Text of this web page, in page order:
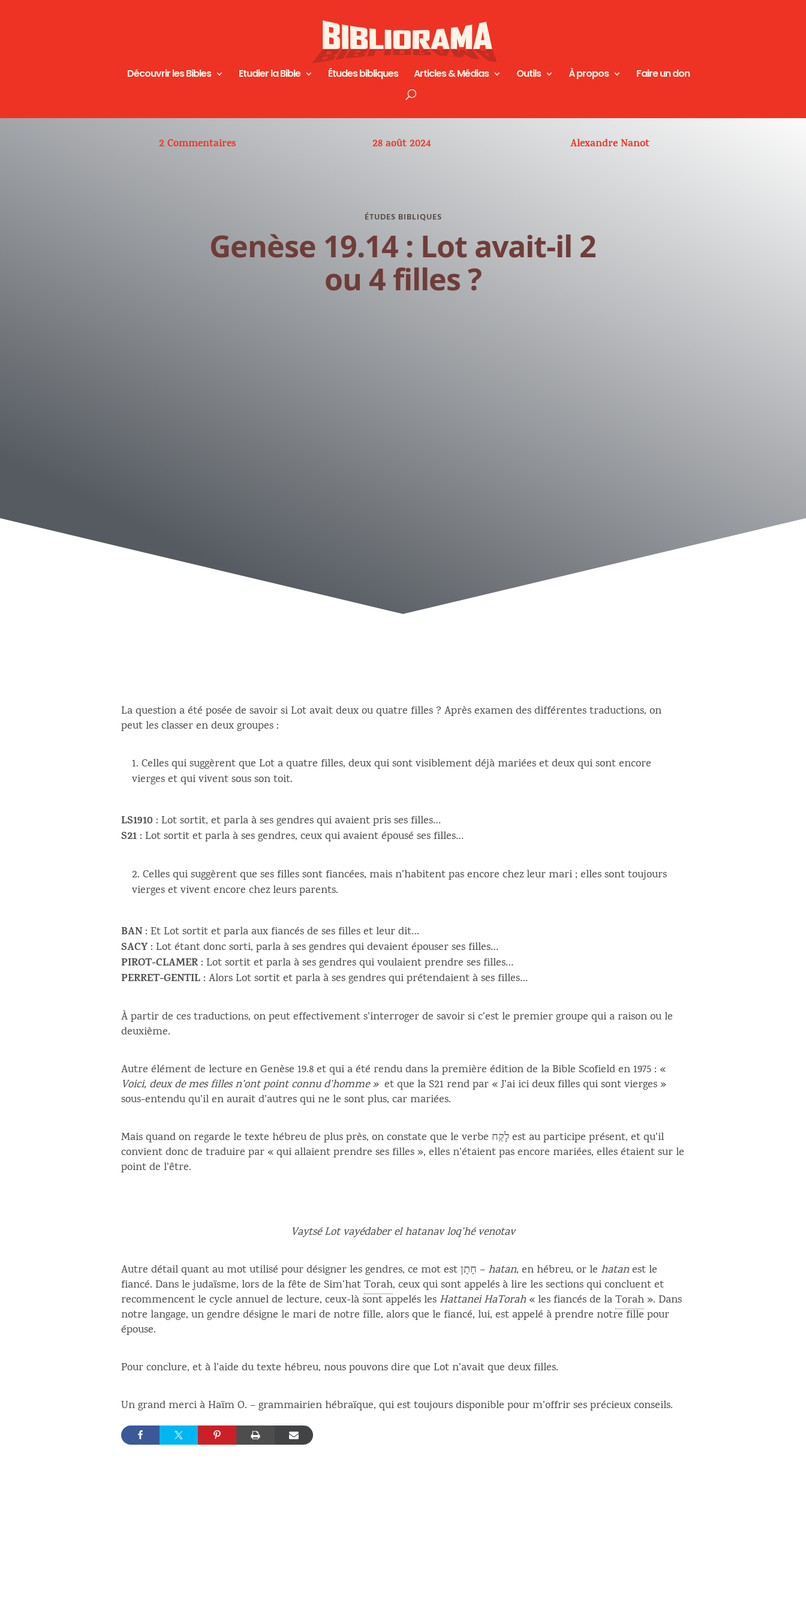
Découvrir les Bibles Etudier la Bible Études bibliques Articles & Médias Outils À propos Faire un don
2 Commentaires 28 août 2024 Alexandre Nanot
ÉTUDES BIBLIQUES
Genèse 19.14 : Lot avait-il 2
ou 4 filles ?
La question a été posée de savoir si Lot avait deux ou quatre filles ? Après examen des différentes traductions, on
peut les classer en deux groupes :
Celles qui suggèrent que Lot a quatre filles, deux qui sont visiblement déjà mariées et deux qui sont encore
vierges et qui vivent sous son toit.
LS1910 : Lot sortit, et parla à ses gendres qui avaient pris ses filles…
S21 : Lot sortit et parla à ses gendres, ceux qui avaient épousé ses filles…
Celles qui suggèrent que ses filles sont fiancées, mais n’habitent pas encore chez leur mari ; elles sont toujours
vierges et vivent encore chez leurs parents.
BAN : Et Lot sortit et parla aux fiancés de ses filles et leur dit…
SACY: Lot étant donc sorti, parla à ses gendres qui devaient épouser ses filles…
PIROT-CLAMER : Lot sortit et parla à ses gendres qui voulaient prendre ses filles…
PERRET-GENTIL : Alors Lot sortit et parla à ses gendres qui prétendaient à ses filles…
À partir de ces traductions, on peut effectivement s’interroger de savoir si c’est le premier groupe qui a raison ou le
deuxième.
Autre élément de lecture en Genèse 19.8 et qui a été rendu dans la première édition de la Bible Scofield en 1975 : «
Voici, deux de mesfilles n’ont point connu d’homme » et que la S21 rend par « J’ai ici deux filles qui sont vierges »
sous-entendu qu’il en aurait d’autres qui ne le sont plus, car mariées.
Mais quand on regarde le texte hébreu de plus près, on constate que le verbe לָקַח est au participe présent, et qu’il
convient donc de traduire par « qui allaient prendre ses filles », elles n’étaient pas encore mariées, elles étaient sur le
point de l’être.
Vaytsé Lot vayédaber el hatanav loq’hé venotav
Autre détail quant au mot utilisé pour désigner les gendres, ce mot est חָתָן – hatan, en hébreu, or le hatanest le
fiancé. Dans le judaïsme, lors de la fête de Sim’hatTorah, ceux qui sont appelés à lire les sections qui concluent et
recommencent le cycle annuel de lecture, ceux-là sont appelés les Hattanei HaTorah « les fiancés de laTorah». Dans
notre langage, un gendre désigne le mari de notre fille, alors que le fiancé, lui, est appelé à prendre notre fille pour
épouse.
Pour conclure, et à l’aide du texte hébreu, nous pouvons dire que Lot n’avait que deux filles.
Un grand merci à Haïm O. – grammairien hébraïque, qui est toujours disponible pour m’offrir ses précieux conseils.